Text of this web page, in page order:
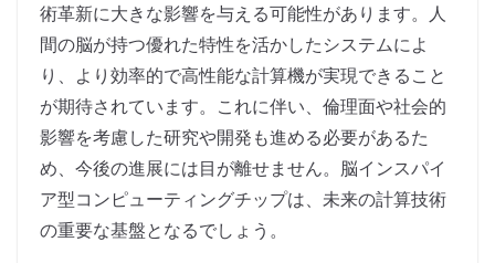
術革新に大きな影響を与える可能性があります。人
間の脳が持つ優れた特性を活かしたシステムによ
り、より効率的で高性能な計算機が実現できること
が期待されています。これに伴い、倫理面や社会的
影響を考慮した研究や開発も進める必要があるた
め、今後の進展には目が離せません。脳インスパイ
ア型コンピューティングチップは、未来の計算技術
の重要な基盤となるでしょう。